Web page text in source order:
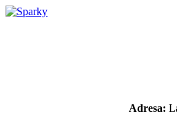
Adresa: